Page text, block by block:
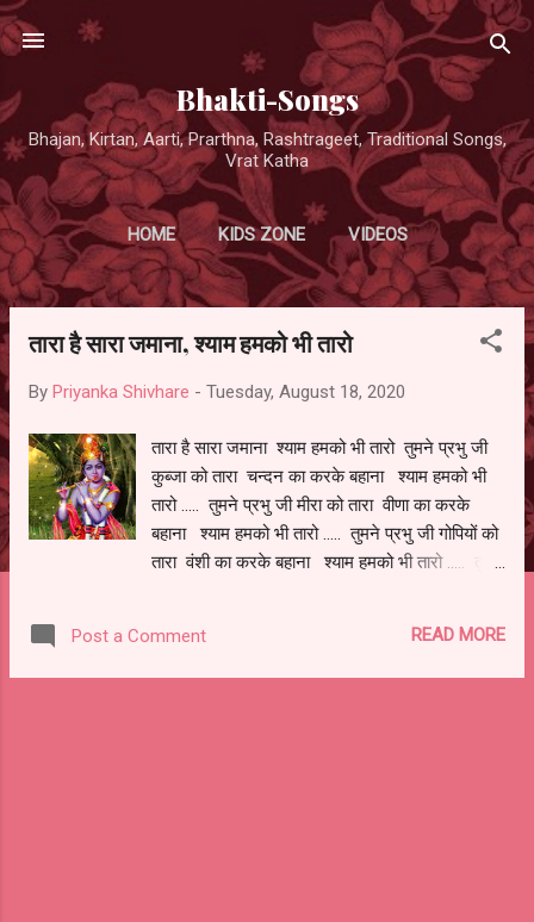
Skip to main content
Bhakti-Songs
Bhajan, Kirtan, Aarti, Prarthna, Rashtrageet, Traditional Songs,
Vrat Katha
HOME KIDS ZONE VIDEOS
तारा है सारा जमाना, श्याम हमको भी तारो
By Priyanka Shivhare - Tuesday, August 18, 2020
तारा है सारा जमाना श्याम हमको भी तारो तुमने प्रभु जी
कुब्जा को तारा चन्दन का करके बहाना श्याम हमको भी
तारो ..... तुमने प्रभु जी मीरा को तारा वीणा का करके
बहाना श्याम हमको भी तारो ..... तुमने प्रभु जी गोपियों को
तारा वंशी का करके बहाना श्याम हमको भी तारो ..... तुमने
करके बहाना श्याम हमको भी तारो .....
Post a Comment READ MORE